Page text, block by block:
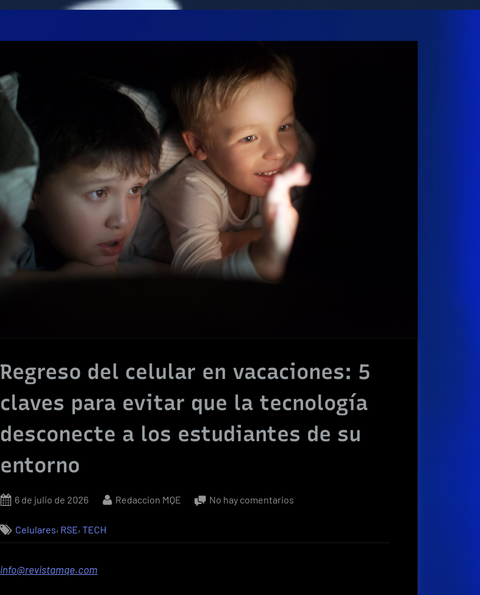
Regreso del celular en vacaciones: 5
claves para evitar que la tecnología
desconecte a los estudiantes de su
entorno
Posted
6 de julio de 2026 By
Redaccion MQE No hay comentarios
Celulares, RSE,TECH
info@revistamqe.com